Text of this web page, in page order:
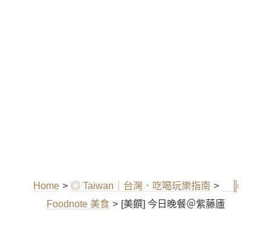
Home > ◎ Taiwan｜台灣．吃喝玩樂指南 >
╠
Foodnote 美食 > [美饌] 今日晚餐＠紫藤廬